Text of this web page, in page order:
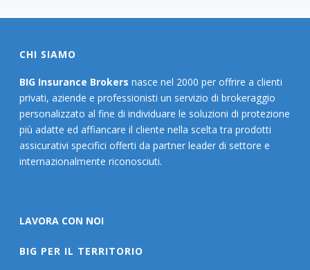
CHI SIAMO
BIG Insurance Brokers nasce nel 2000 per offrire a clienti
privati, aziende e professionisti un servizio di brokeraggio
personalizzato al fine di individuare le soluzioni di protezione
più adatte ed affiancare il cliente nella scelta tra prodotti
assicurativi specifici offerti da partner leader di settore e
internazionalmente riconosciuti.
LAVORA CON NOI
BIG PER IL TERRITORIO